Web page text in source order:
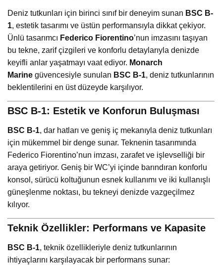
Deniz tutkunları için birinci sınıf bir deneyim sunan BSC B-
1, estetik tasarımı ve üstün performansıyla dikkat çekiyor.
Ünlü tasarımcı Federico Fiorentino’nun imzasını taşıyan
bu tekne, zarif çizgileri ve konforlu detaylarıyla denizde
keyifli anlar yaşatmayı vaat ediyor. Monarch
Marine güvencesiyle sunulan BSC B-1, deniz tutkunlarının
beklentilerini en üst düzeyde karşılıyor.
BSC B-1: Estetik ve Konforun Buluşması
BSC B-1, dar hatları ve geniş iç mekanıyla deniz tutkunları
için mükemmel bir denge sunar. Teknenin tasarımında
Federico Fiorentino’nun imzası, zarafet ve işlevselliği bir
araya getiriyor. Geniş bir WC’yi içinde barındıran konforlu
konsol, sürücü koltuğunun esnek kullanımı ve iki kullanışlı
güneşlenme noktası, bu tekneyi denizde vazgeçilmez
kılıyor.
Teknik Özellikler: Performans ve Kapasite
BSC B-1, teknik özellikleriyle deniz tutkunlarının
ihtiyaçlarını karşılayacak bir performans sunar: